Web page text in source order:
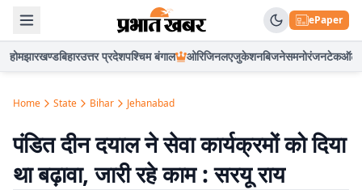
ePaper
होमझारखण्डबिहारउत्तर प्रदेशपश्चिम बंगाल ओरिजिनलएजुकेशनबिजनेसमनोरंजनटेकऑटो
Home State Bihar Jehanabad
पंडित दीन दयाल ने सेवा कार्यक्रमों को दिया
था बढ़ावा, जारी रहे काम : सरयू राय